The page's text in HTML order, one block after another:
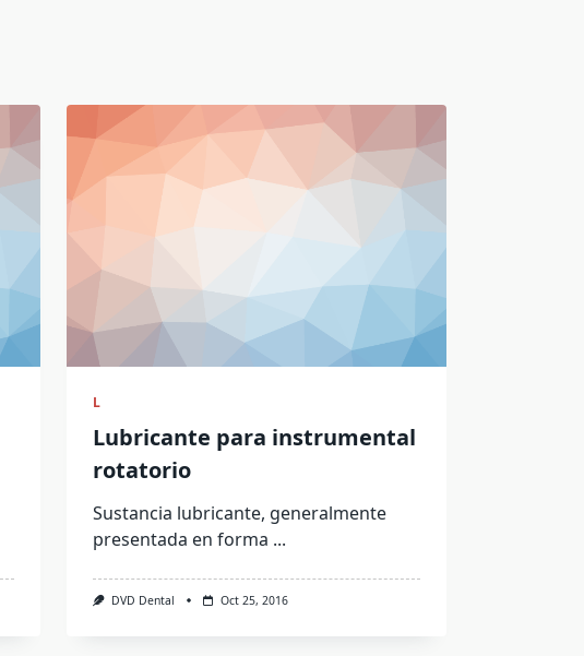
L
Lubricante para instrumental
rotatorio
Sustancia lubricante, generalmente
presentada en forma ...
DVD Dental Oct 25, 2016